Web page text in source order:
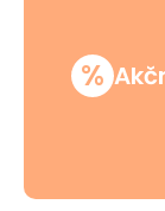
%